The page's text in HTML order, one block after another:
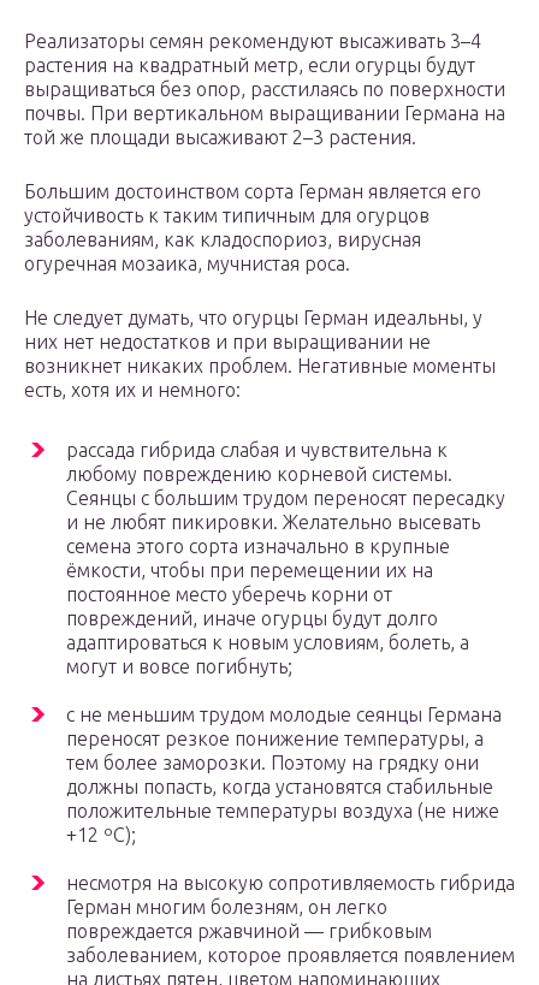
Реализаторы семян рекомендуют высаживать 3–4
растения на квадратный метр, если огурцы будут
выращиваться без опор, расстилаясь по поверхности
почвы. При вертикальном выращивании Германа на
той же площади высаживают 2–3 растения.
Большим достоинством сорта Герман является его
устойчивость к таким типичным для огурцов
заболеваниям, как кладоспориоз, вирусная
огуречная мозаика, мучнистая роса.
Не следует думать, что огурцы Герман идеальны, у
них нет недостатков и при выращивании не
возникнет никаких проблем. Негативные моменты
есть, хотя их и немного:
рассада гибрида слабая и чувствительна к
любому повреждению корневой системы.
Сеянцы с большим трудом переносят пересадку
и не любят пикировки. Желательно высевать
семена этого сорта изначально в крупные
ёмкости, чтобы при перемещении их на
постоянное место уберечь корни от
повреждений, иначе огурцы будут долго
адаптироваться к новым условиям, болеть, а
могут и вовсе погибнуть;
с не меньшим трудом молодые сеянцы Германа
переносят резкое понижение температуры, а
тем более заморозки. Поэтому на грядку они
должны попасть, когда установятся стабильные
положительные температуры воздуха (не ниже
+12 ºС);
несмотря на высокую сопротивляемость гибрида
Герман многим болезням, он легко
повреждается ржавчиной — грибковым
заболеванием, которое проявляется появлением
на листьях пятен, цветом напоминающих